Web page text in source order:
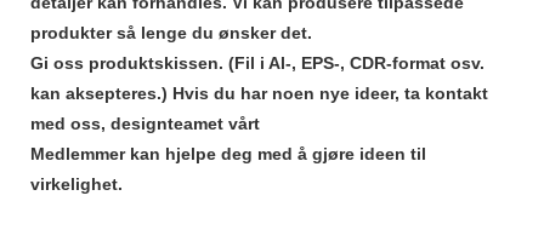
produkter så lenge du ønsker det.
Gi oss produktskissen. (Fil i Al-, EPS-, CDR-format osv.
kan aksepteres.) Hvis du har noen nye ideer, ta kontakt
med oss, designteamet vårt
Medlemmer kan hjelpe deg med å gjøre ideen til
virkelighet.